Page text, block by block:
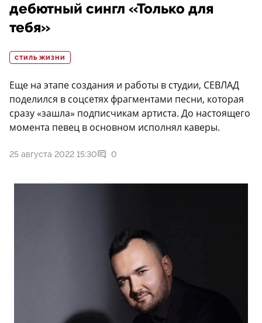
дебютный сингл «Только для
тебя»
СТИЛЬ ЖИЗНИ
Еще на этапе создания и работы в студии, СЕВЛАД
поделился в соцсетях фрагментами песни, которая
сразу «зашла» подписчикам артиста. До настоящего
момента певец в основном исполнял каверы.
25 августа 2022 15:30 0